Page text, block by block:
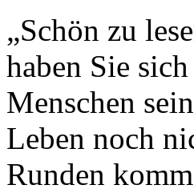
„Schön zu
haben Sie
Menschen
Leben noch
Runden